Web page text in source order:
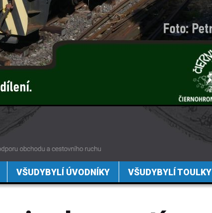
VŠUDYBYLÍ ÚVODNÍKY VŠUDYBYLÍ TOULKY